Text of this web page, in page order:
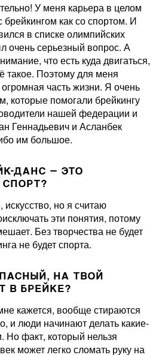
У меня карьера в целом
брейкингом как со спортом. И
в списке олимпийских
очень серьезный вопрос. А
что есть куда двигаться,
такое. Поэтому для меня
часть жизни. Я очень
которые помогали брейкингу
нашей федерации и
Геннадьевич и Асланбек
им большое.
ДАНС — ЭТО
но я считаю
эти понятия, потому
Без творчества не будет
не будет спорта.
НА ТВОЙ
В БРЕЙКЕ?
кажется, вообще стираются
и люди начинают делать какие-
Но факт, который нельзя
может легко сломать руку на